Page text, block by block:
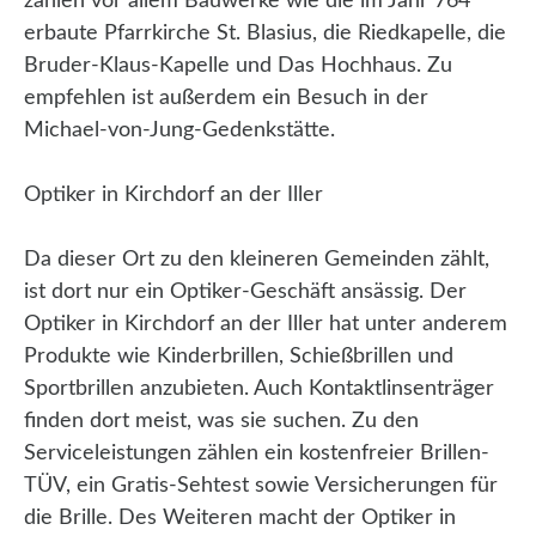
erbaute Pfarrkirche St. Blasius, die Riedkapelle, die
Bruder-Klaus-Kapelle und Das Hochhaus. Zu
empfehlen ist außerdem ein Besuch in der
Michael-von-Jung-Gedenkstätte.
Optiker in Kirchdorf an der Iller
Da dieser Ort zu den kleineren Gemeinden zählt,
ist dort nur ein Optiker-Geschäft ansässig. Der
Optiker in Kirchdorf an der Iller hat unter anderem
Produkte wie Kinderbrillen, Schießbrillen und
Sportbrillen anzubieten. Auch Kontaktlinsenträger
finden dort meist, was sie suchen. Zu den
Serviceleistungen zählen ein kostenfreier Brillen-
TÜV, ein Gratis-Sehtest sowie Versicherungen für
die Brille. Des Weiteren macht der Optiker in